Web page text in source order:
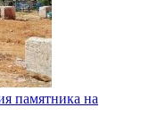
памятника на